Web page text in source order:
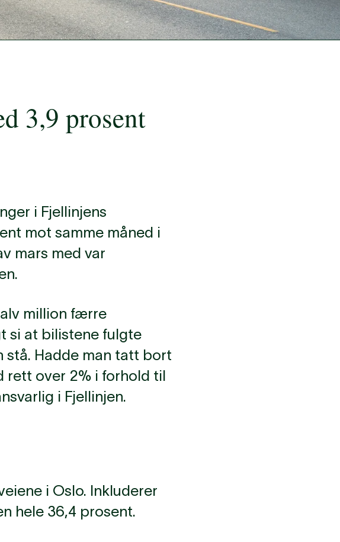
3,9 prosent
i Fjellinjens
mot samme måned i
mars med var
million færre
si at bilistene fulgte
stå. Hadde man tatt bort
rett over 2% i forhold til
i Fjellinjen.
i Oslo. Inkluderer
hele 36,4 prosent.